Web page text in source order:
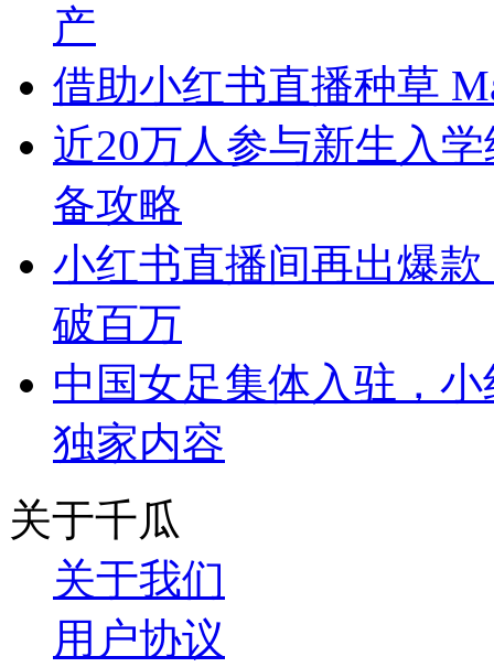
产
借助小红书直播种草
近20万人参与新生入
备攻略
小红书直播间再出爆
破百万
中国女足集体入驻，
独家内容
关于千瓜
关于我们
用户协议